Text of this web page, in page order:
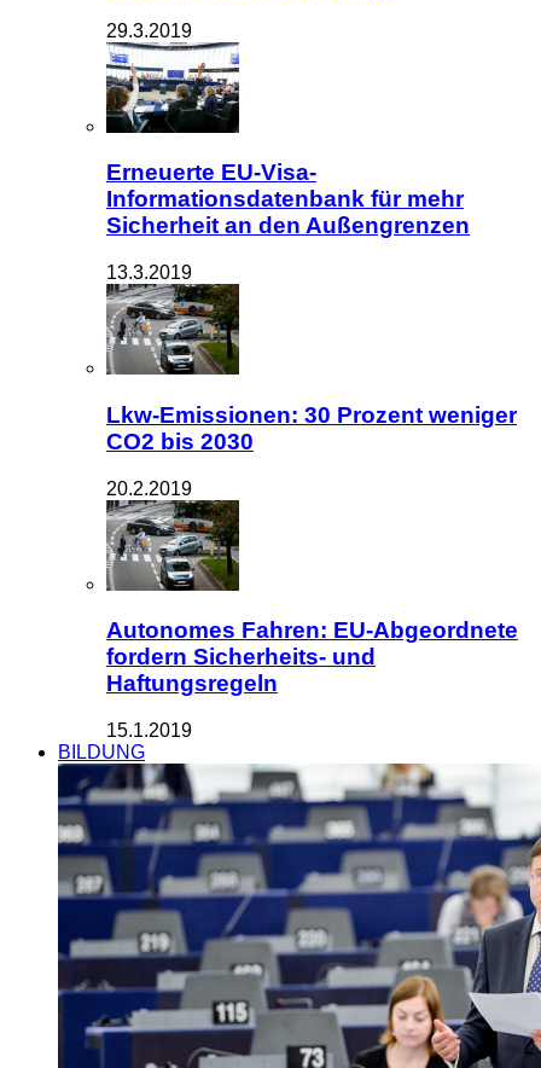
29.3.2019
Erneuerte EU-Visa-
Informationsdatenbank für mehr
Sicherheit an den Außengrenzen
13.3.2019
Lkw-Emissionen: 30 Prozent weniger
CO2 bis 2030
20.2.2019
Autonomes Fahren: EU-Abgeordnete
fordern Sicherheits- und
Haftungsregeln
15.1.2019
BILDUNG